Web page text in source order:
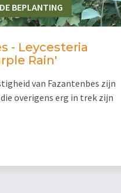
BEPLANTING
- Leycesteria
Rain'
van Fazantenbes zijn
overigens erg in trek zijn